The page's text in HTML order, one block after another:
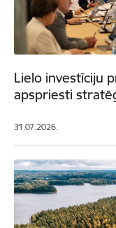
Lielo investīciju
apspriesti
31.07.2026.